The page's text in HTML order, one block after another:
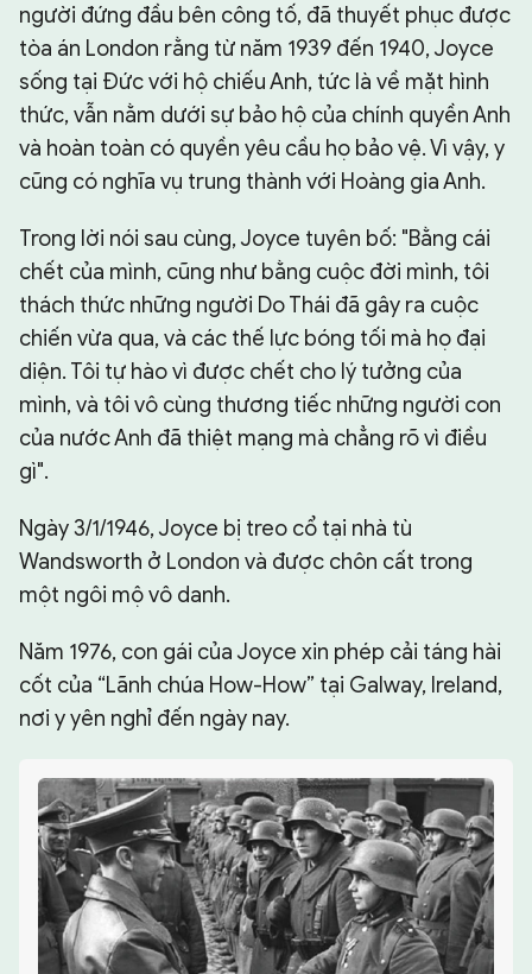
người đứng đầu bên công tố, đã thuyết phục được
tòa án London rằng từ năm 1939 đến 1940, Joyce
sống tại Đức với hộ chiếu Anh, tức là về mặt hình
thức, vẫn nằm dưới sự bảo hộ của chính quyền Anh
và hoàn toàn có quyền yêu cầu họ bảo vệ. Vì vậy, y
cũng có nghĩa vụ trung thành với Hoàng gia Anh.
Trong lời nói sau cùng, Joyce tuyên bố: "Bằng cái
chết của mình, cũng như bằng cuộc đời mình, tôi
thách thức những người Do Thái đã gây ra cuộc
chiến vừa qua, và các thế lực bóng tối mà họ đại
diện. Tôi tự hào vì được chết cho lý tưởng của
mình, và tôi vô cùng thương tiếc những người con
của nước Anh đã thiệt mạng mà chẳng rõ vì điều
gì".
Ngày 3/1/1946, Joyce bị treo cổ tại nhà tù
Wandsworth ở London và được chôn cất trong
một ngôi mộ vô danh.
Năm 1976, con gái của Joyce xin phép cải táng hài
cốt của “Lãnh chúa How-How” tại Galway, Ireland,
nơi y yên nghỉ đến ngày nay.